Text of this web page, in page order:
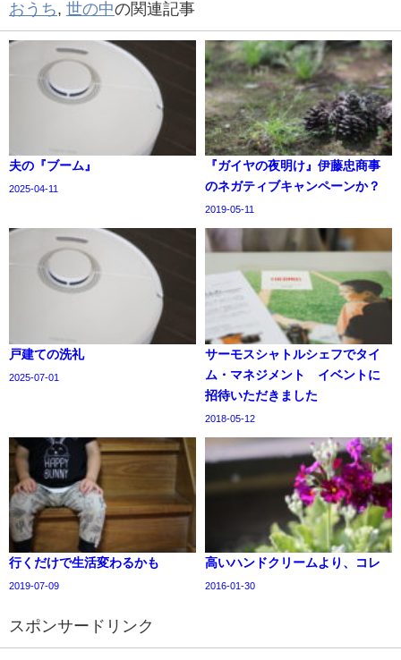
おうち, 世の中の関連記事
夫の『ブーム』
2025-04-11
『ガイヤの夜明け』伊藤忠商事
のネガティブキャンペーンか？
2019-05-11
戸建ての洗礼
2025-07-01
サーモスシャトルシェフでタイ
ム・マネジメント イベントに
招待いただきました
2018-05-12
行くだけで生活変わるかも
2019-07-09
高いハンドクリームより、コレ
2016-01-30
スポンサードリンク